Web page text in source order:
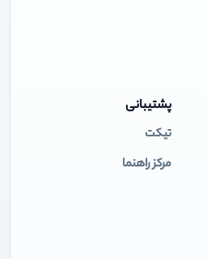
پشتیبانی
تیکت
مرکز راهنما